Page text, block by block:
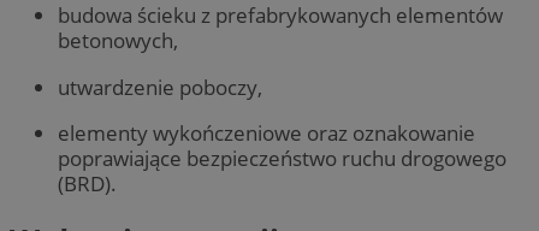
budowa ścieku z prefabrykowanych elementów
betonowych,
utwardzenie poboczy,
elementy wykończeniowe oraz oznakowanie
poprawiające bezpieczeństwo ruchu drogowego
(BRD).